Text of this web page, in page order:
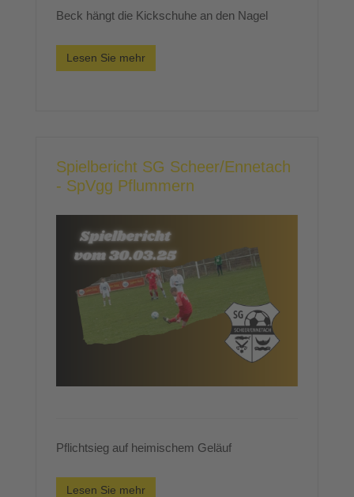
Beck hängt die Kickschuhe an den Nagel
Lesen Sie mehr
Spielbericht SG Scheer/Ennetach
- SpVgg Pflummern
Pflichtsieg auf heimischem Geläuf
Lesen Sie mehr